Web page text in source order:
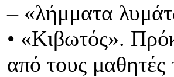
– «λήμματα
• «Κιβωτός».
από τους